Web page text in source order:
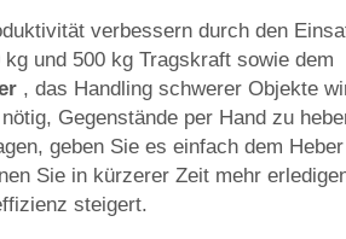
verbessern durch den
und 500 kg Tragskraft sowie dem
, das Handling schwerer Objekte
Gegenstände per Hand zu
geben Sie es einfach dem
Sie in kürzerer Zeit mehr
steigert.